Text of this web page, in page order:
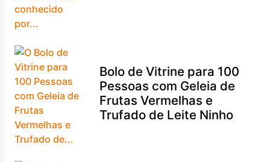
Bolo de Vitrine para 100
Pessoas com Geleia de
Frutas Vermelhas e
Trufado de Leite Ninho